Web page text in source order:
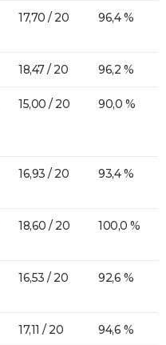
17,70 / 20 96,4 %
18,47 / 20 96,2 %
15,00 / 20 90,0 %
16,93 / 20 93,4 %
18,60 / 20 100,0 %
16,53 / 20 92,6 %
17,11 / 20 94,6 %